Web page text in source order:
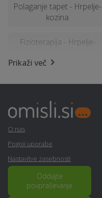
Polaganje tapet - Hrpelje-
kozina
Fizioterapija - Hrpelje-
Servis naprav - Hrpelje-
Pravno svetovanje in
Prikaži več
O nas
Pogoji uporabe
Nastavitve zasebnosti
Oddajte
povpraševanje